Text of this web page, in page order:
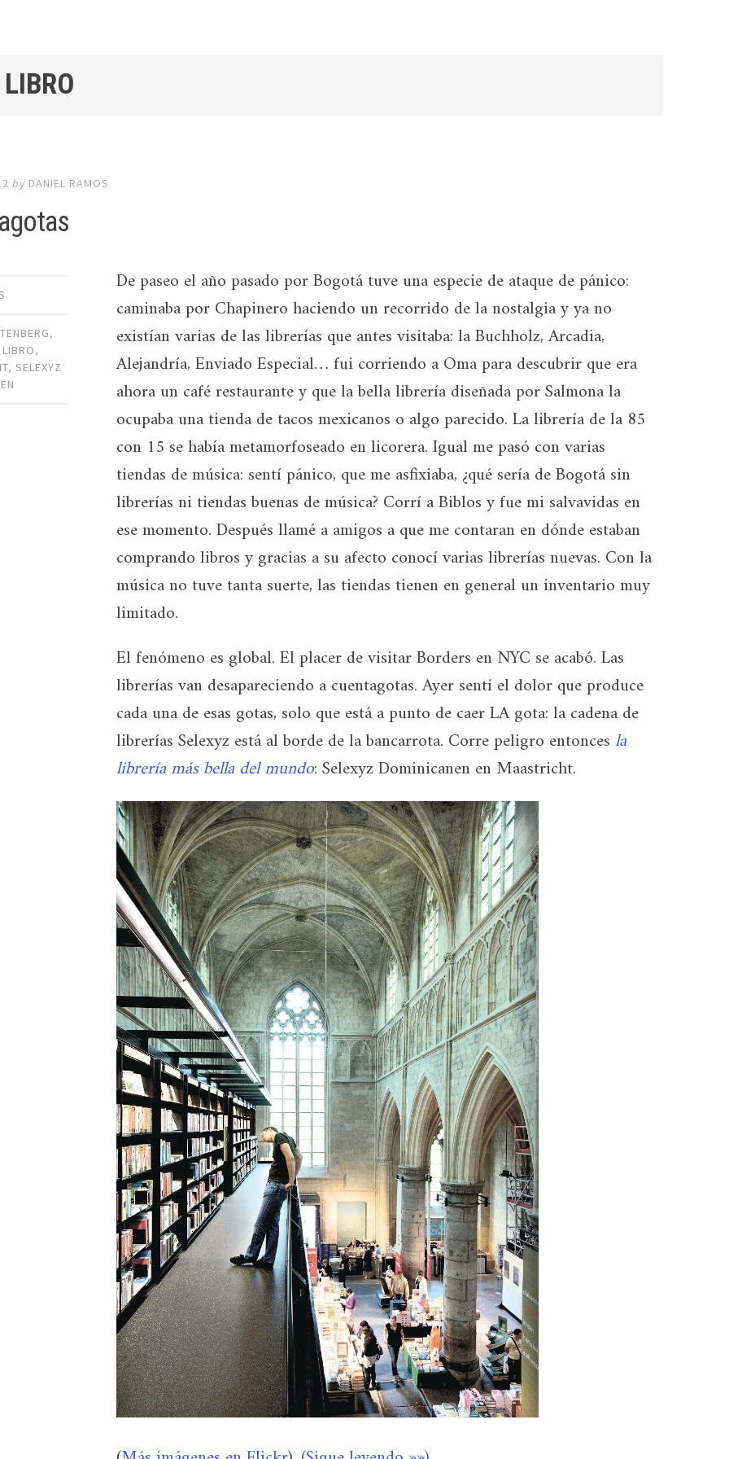
by DANIEL RAMOS
,
LIBRO,
,SELEXYZ
De paseo el año pasado por Bogotá tuve una especie de ataque de pánico:
caminaba por Chapinero haciendo un recorrido de la nostalgia y ya no
existían varias de las librerías que antes visitaba: la Buchholz, Arcadia,
Alejandría, Enviado Especial… fui corriendo a Oma para descubrir que era
ahora un café restaurante y que la bella librería diseñada por Salmona la
ocupaba una tienda de tacos mexicanos o algo parecido. La librería de la 85
con 15 se había metamorfoseado en licorera. Igual me pasó con varias
tiendas de música: sentí pánico, que me asfixiaba, ¿qué sería de Bogotá sin
librerías ni tiendas buenas de música? Corrí a Biblos y fue mi salvavidas en
ese momento. Después llamé a amigos a que me contaran en dónde estaban
comprando libros y gracias a su afecto conocí varias librerías nuevas. Con la
música no tuve tanta suerte, las tiendas tienen en general un inventario muy
limitado.
El fenómeno es global. El placer de visitar Borders en NYC se acabó. Las
librerías van desapareciendo a cuentagotas. Ayer sentí el dolor que produce
cada una de esas gotas, solo que está a punto de caer LA gota: la cadena de
librerías Selexyz está al borde de la bancarrota. Corre peligro entoncesla
librería más bella del mundo: Selexyz Dominicanen en Maastricht.